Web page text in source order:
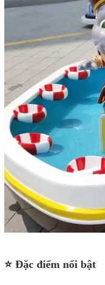
⭐ Đặc điểm nổi bật